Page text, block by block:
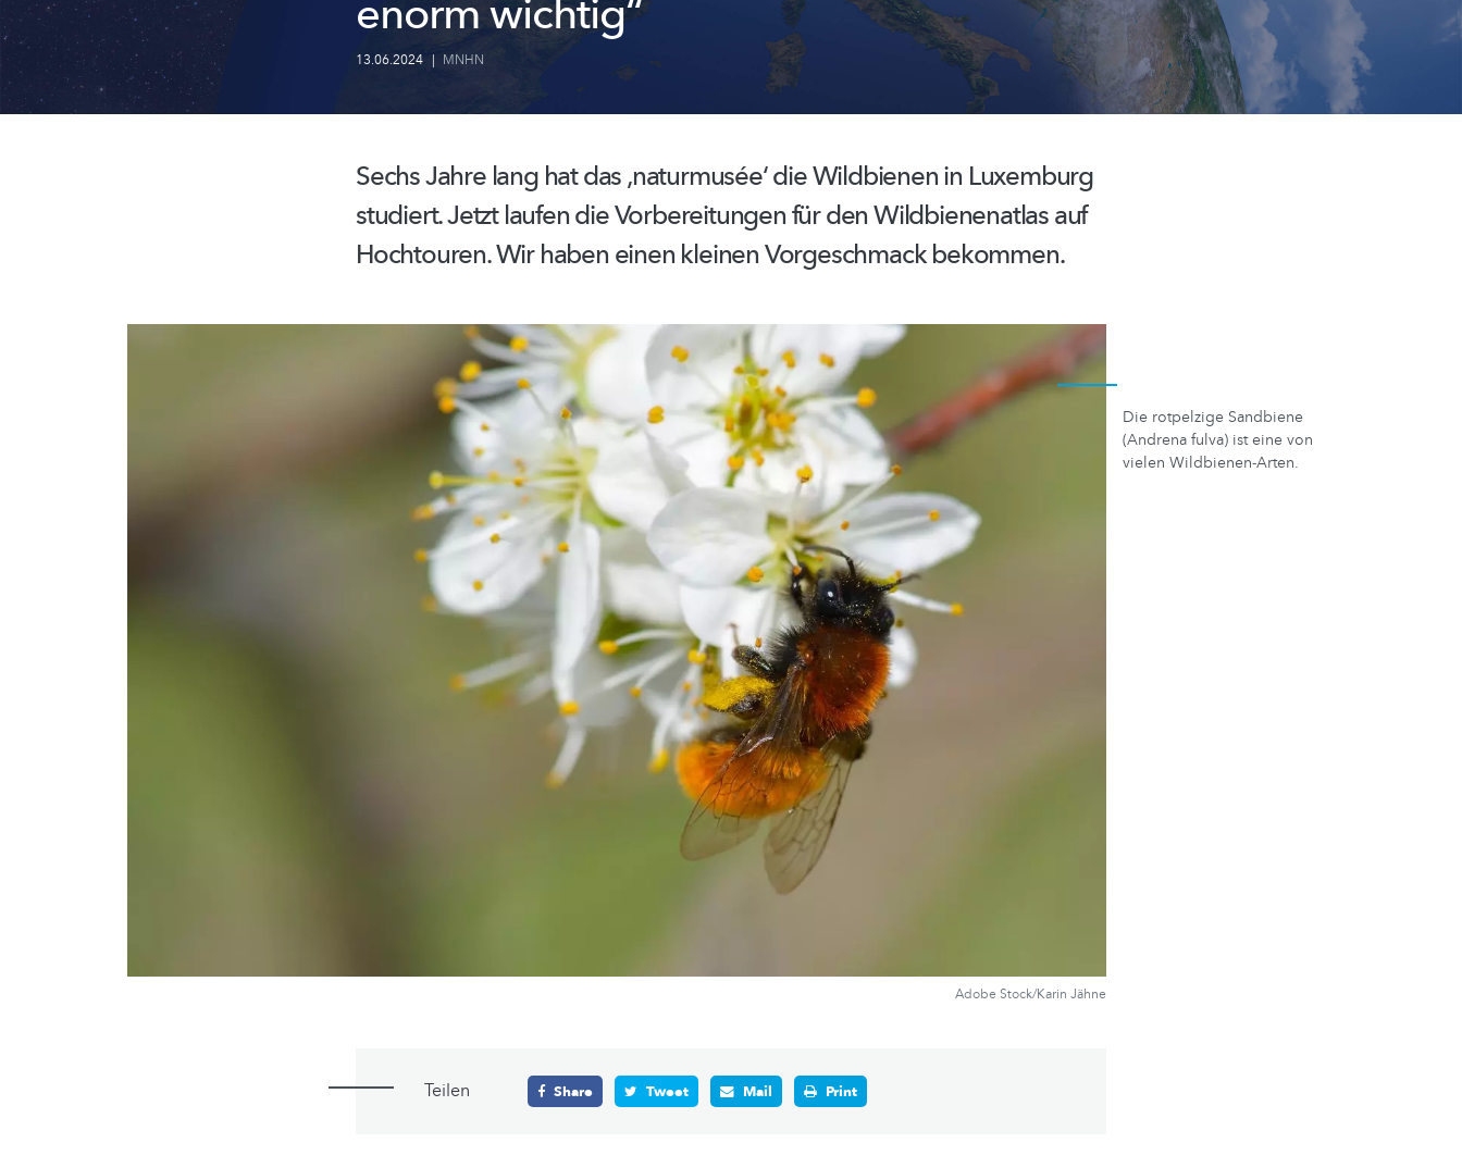
enorm wichtig“
13.06.2024 | MNHN
Sechs Jahre lang hat das‚naturmusée‘die Wildbienen in Luxemburg
studiert. Jetzt laufen dieVorbereitungenfür denWildbienenatlasauf
Hochtouren. Wir haben einen kleinen Vorgeschmack bekommen.
Adobe Stock/Karin Jähne
Die rotpelzige Sandbiene
(Andrena fulva) ist eine von
vielen Wildbienen-Arten.
Teilen Share Tweet Mail Print